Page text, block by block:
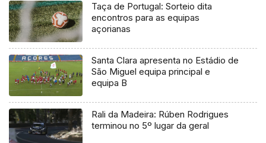
Taça de Portugal: Sorteio dita
encontros para as equipas
açorianas
Santa Clara apresenta no Estádio de
São Miguel equipa principal e
equipa B
Rali da Madeira: Rúben Rodrigues
terminou no 5º lugar da geral